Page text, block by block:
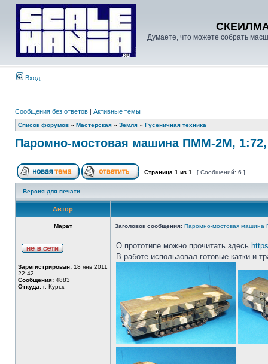
Думаете, что можете собрать
Вход
Сообщения без ответов | Активные темы
Список форумов » Мастерская » Земля » Гусеничная техника
Паромно-мостовая машина ПММ-2М, 1:72,
Страница 1 из 1 [ Сообщений: 6 ]
Версия для печати
Автор
Марат Заголовок сообщения: Паромно-мостовая машина
Зарегистрирован: 18 янв 2011
22:42
Сообщения: 4883
Откуда: г. Курск
О прототипе можно прочитать здесь
В работе использовал готовые катки и